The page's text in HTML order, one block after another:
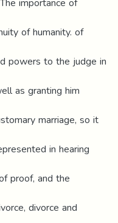
of humanity. of
powers to the judge in
as granting him
marriage, so it
in hearing
proof, and the
divorce and